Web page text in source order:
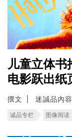
儿童立体书
电影跃出纸
撰文 迷誠品內
诚品专栏 图像阅读